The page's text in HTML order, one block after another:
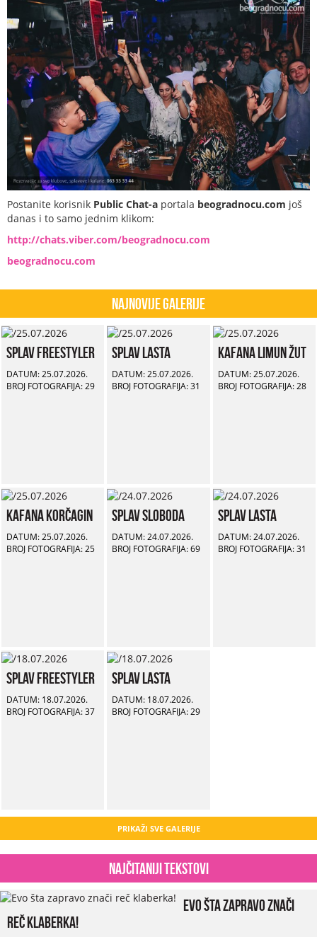
Postanite korisnik Public Chat-a portala beogradnocu.com još
danas i to samo jednim klikom:
http://chats.viber.com/beogradnocu.com
beogradnocu.com
Najnovije Galerije
Splav Freestyler
DATUM: 25.07.2026.
BROJ FOTOGRAFIJA: 29
Splav Lasta
DATUM: 25.07.2026.
BROJ FOTOGRAFIJA: 31
Kafana Limun Žut
DATUM: 25.07.2026.
BROJ FOTOGRAFIJA: 28
Kafana Korčagin
DATUM: 25.07.2026.
BROJ FOTOGRAFIJA: 25
Splav Sloboda
DATUM: 24.07.2026.
BROJ FOTOGRAFIJA: 69
Splav Lasta
DATUM: 24.07.2026.
BROJ FOTOGRAFIJA: 31
Splav Freestyler
DATUM: 18.07.2026.
BROJ FOTOGRAFIJA: 37
Splav Lasta
DATUM: 18.07.2026.
BROJ FOTOGRAFIJA: 29
PRIKAŽI SVE GALERIJE
Najčitaniji tekstovi
Evo šta zapravo znači
reč klaberka!